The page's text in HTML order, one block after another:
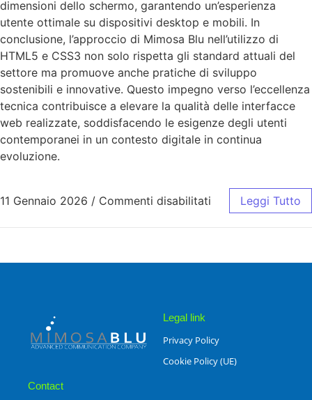
dimensioni dello schermo, garantendo un’esperienza
utente ottimale su dispositivi desktop e mobili. In
conclusione, l’approccio di Mimosa Blu nell’utilizzo di
HTML5 e CSS3 non solo rispetta gli standard attuali del
settore ma promuove anche pratiche di sviluppo
sostenibili e innovative. Questo impegno verso l’eccellenza
tecnica contribuisce a elevare la qualità delle interfacce
web realizzate, soddisfacendo le esigenze degli utenti
contemporanei in un contesto digitale in continua
evoluzione.
11 Gennaio 2026 / Commenti disabilitati Leggi Tutto
Legal link
Privacy Policy
Cookie Policy (UE)
Contact